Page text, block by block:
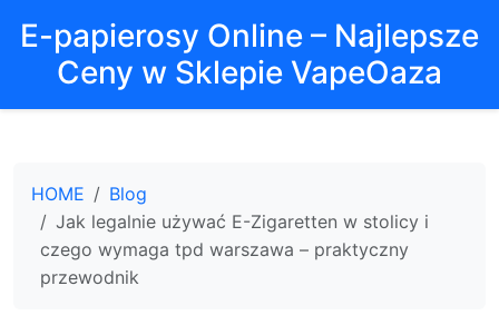
E-papierosy Online – Najlepsze
Ceny w Sklepie VapeOaza
HOME
Blog
Jak legalnie używać E-Zigaretten w stolicy i
czego wymaga tpd warszawa – praktyczny
przewodnik